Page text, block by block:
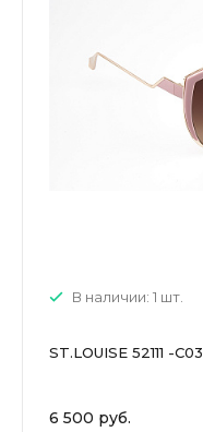
В наличии: 1 шт.
ST.LOUISE 52111 -C03
6 500 руб.